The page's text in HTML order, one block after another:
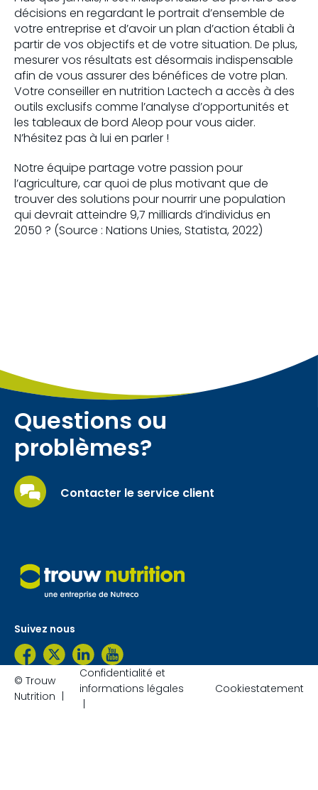
décisions en regardant le portrait d’ensemble de
votre entreprise et d’avoir un plan d’action établi à
partir de vos objectifs et de votre situation. De plus,
mesurer vos résultats est désormais indispensable
afin de vous assurer des bénéfices de votre plan.
Votre conseiller en nutrition Lactech a accès à des
outils exclusifs comme l’analyse d’opportunités et
les tableaux de bord Aleop pour vous aider.
N’hésitez pas à lui en parler !
Notre équipe partage votre passion pour
l’agriculture, car quoi de plus motivant que de
trouver des solutions pour nourrir une population
qui devrait atteindre 9,7 milliards d’individus en
2050 ? (Source : Nations Unies, Statista, 2022)
Questions ou
problèmes?
Contacter le service client
Suivez nous
© Trouw
Nutrition
Confidentialité et
informations légales
Cookiestatement